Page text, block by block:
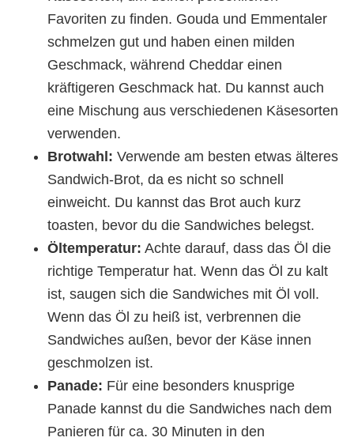
Favoriten zu finden. Gouda und Emmentaler
schmelzen gut und haben einen milden
Geschmack, während Cheddar einen
kräftigeren Geschmack hat. Du kannst auch
eine Mischung aus verschiedenen Käsesorten
verwenden.
Brotwahl: Verwende am besten etwas älteres
Sandwich-Brot, da es nicht so schnell
einweicht. Du kannst das Brot auch kurz
toasten, bevor du die Sandwiches belegst.
Öltemperatur: Achte darauf, dass das Öl die
richtige Temperatur hat. Wenn das Öl zu kalt
ist, saugen sich die Sandwiches mit Öl voll.
Wenn das Öl zu heiß ist, verbrennen die
Sandwiches außen, bevor der Käse innen
geschmolzen ist.
Panade: Für eine besonders knusprige
Panade kannst du die Sandwiches nach dem
Panieren für ca. 30 Minuten in den